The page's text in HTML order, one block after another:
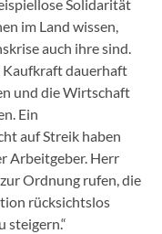
Solidarität
im Land wissen,
auch ihre sind.
Kaufkraft dauerhaft
und die Wirtschaft
Ein
auf Streik haben
Arbeitgeber. Herr
Ordnung rufen, die
rücksichtslos
steigern.“